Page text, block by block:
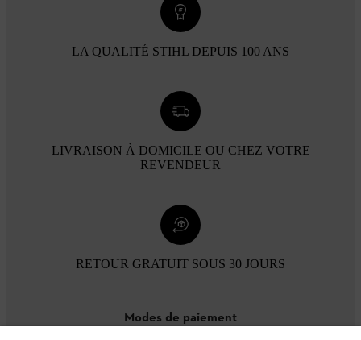
LA QUALITÉ STIHL DEPUIS 100 ANS
LIVRAISON À DOMICILE OU CHEZ VOTRE
REVENDEUR
RETOUR GRATUIT SOUS 30 JOURS
Modes de paiement